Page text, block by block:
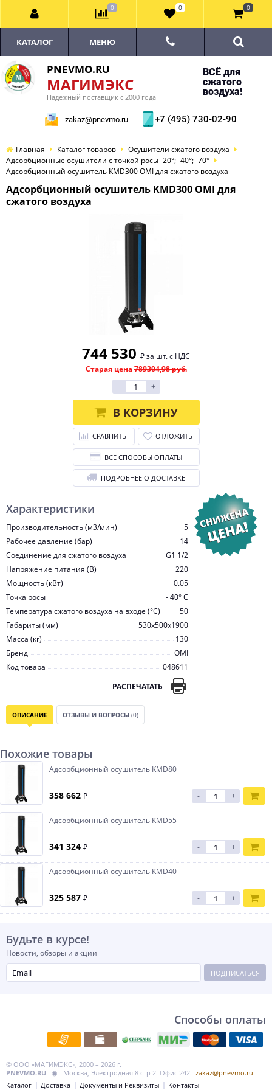
PNEVMO.RU
МАГИМЭКС
Надёжный поставщик с 2000 года
ВСЁ для
сжатого
воздуха!
zakaz@pnevmo.ru +7 (495) 730-02-90
КАТАЛОГ МЕНЮ
Главная Каталог товаров
Осушители сжатого воздуха
Адсорбционные осушители с точкой росы -20°; -40°; -70°
Адсорбционный осушитель KMD300 OMI для сжатого воздуха
Адсорбционный осушитель KMD300 OMI для
сжатого воздуха
Характеристики
Производительность (м3/мин)
5
Рабочее давление (бар)
14
Соединение для сжатого воздуха
G1 1/2
Напряжение питания (В)
220
Мощность (кВт)
0.05
Точка росы
- 40° С
Температура сжатого воздуха на входе (°С)
50
Габариты (мм)
530x500x1900
Масса (кг)
130
Бренд
OMI
Код товара
048611
РАСПЕЧАТАТЬ
744 530 ₽ за шт. с НДС
Старая цена789304,98 руб.
-
+
В КОРЗИНУ
СРАВНИТЬ ОТЛОЖИТЬ
ВСЕ СПОСОБЫ ОПЛАТЫ
ПОДРОБНЕЕ О ДОСТАВКЕ
ОПИСАНИЕ ОТЗЫВЫ И ВОПРОСЫ (0)
Похожие товары
Адсорбционный осушитель KMD80
358 662 ₽ - +
Адсорбционный осушитель KMD55
341 324 ₽ - +
Адсорбционный осушитель KMD40
325 587 ₽ - +
Будьте в курсе!
Новости, обзоры и акции
ПОДПИСАТЬСЯ
Способы оплаты
© ООО «МАГИМЭКС», 2000 – 2026 г.
PNEVMO.RU –◉– Москва, Электродная 8 стр 2. Офис 242. zakaz@pnevmo.ru
Каталог
Доставка Документы и Реквизиты Контакты
0 0 0